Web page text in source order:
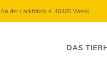
An der Lackfabrik 4, 46485 Wesel
DAS